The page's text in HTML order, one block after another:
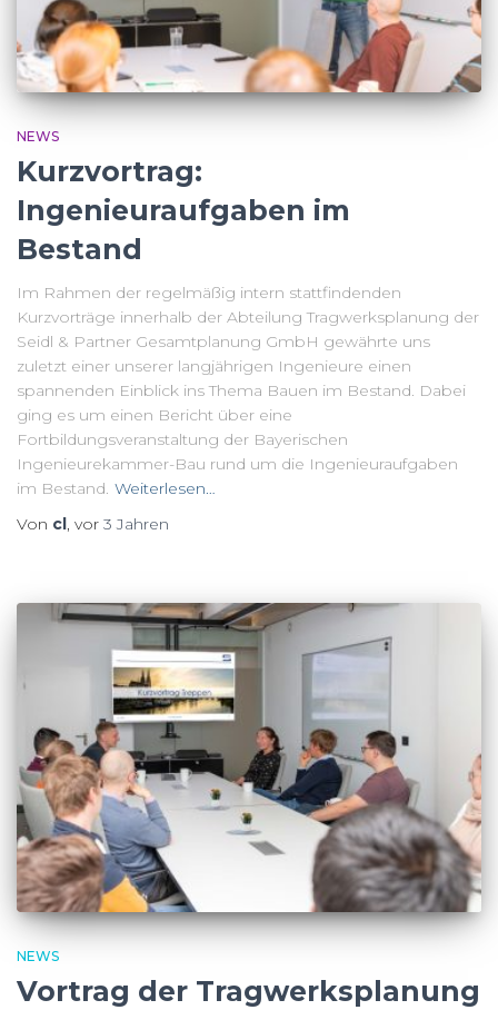
NEWS
Kurzvortrag:
Ingenieuraufgaben im
Bestand
Im Rahmen der regelmäßig intern stattfindenden
Kurzvorträge innerhalb der Abteilung Tragwerksplanung der
Seidl & Partner Gesamtplanung GmbH gewährte uns
zuletzt einer unserer langjährigen Ingenieure einen
spannenden Einblick ins Thema Bauen im Bestand. Dabei
ging es um einen Bericht über eine
Fortbildungsveranstaltung der Bayerischen
Ingenieurekammer-Bau rund um die Ingenieuraufgaben
im Bestand. Weiterlesen…
Von cl, vor 3 Jahren
NEWS
Vortrag der Tragwerksplanung